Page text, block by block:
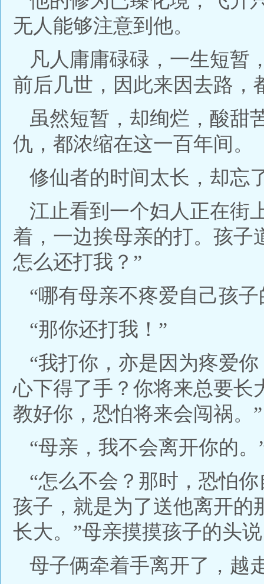
无人能够注意到他。
凡人庸庸碌碌，一生短暂
前后几世，因此来因去路，
虽然短暂，却绚烂，酸甜
仇，都浓缩在这一百年间。
修仙者的时间太长，却忘
江止看到一个妇人正在街
着，一边挨母亲的打。孩子
怎么还打我？”
“哪有母亲不疼爱自己孩子
“那你还打我！”
“我打你，亦是因为疼爱
心下得了手？你将来总要长
教好你，恐怕将来会闯祸。”
“母亲，我不会离开你的
“怎么不会？那时，恐怕
孩子，就是为了送他离开
长大。”母亲摸摸孩子的头
母子俩牵着手离开了，越